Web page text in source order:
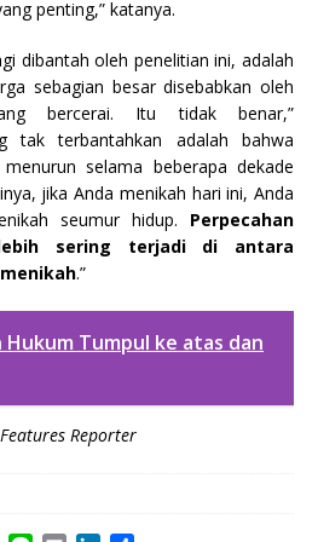
penting,” katanya.
dibantah oleh penelitian ini, adalah
sebagian besar disebabkan oleh
bercerai. Itu tidak benar,”
tak terbantahkan adalah bahwa
selama beberapa dekade
jika Anda menikah hari ini, Anda
seumur hidup. Perpecahan
sering terjadi di antara
.”
Hukum Tumpul ke atas dan
Reporter